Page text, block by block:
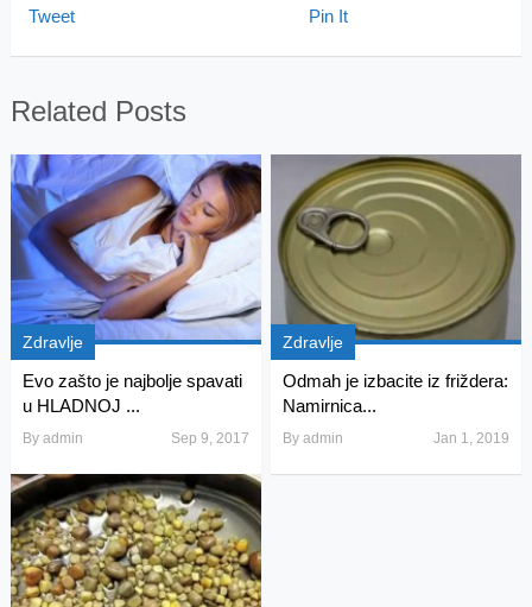
Tweet Pin It
Related Posts
Zdravlje
Evo zašto je najbolje spavati
u HLADNOJ ...
By admin Sep 9, 2017
Zdravlje
Odmah je izbacite iz friždera:
Namirnica...
Byadmin Jan 1, 2019